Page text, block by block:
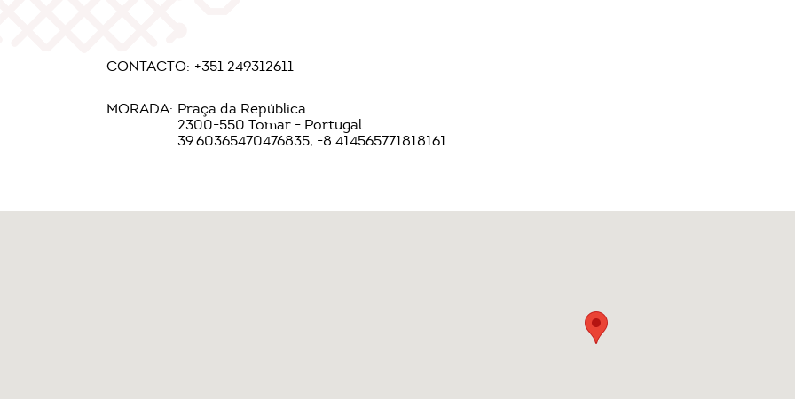
CONTACTO: +351 249312611
MORADA: Praça da República
2300-550 Tomar - Portugal
39.60365470476835, -8.414565771818161